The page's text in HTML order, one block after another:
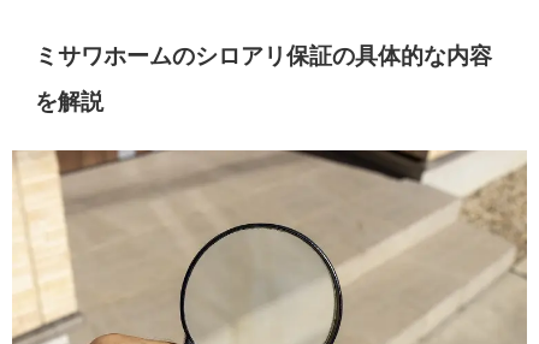
ミサワホームのシロアリ保証の具体的な内容
を解説